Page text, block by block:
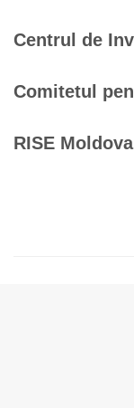
Centrul de
Comitetul
RISE Moldova